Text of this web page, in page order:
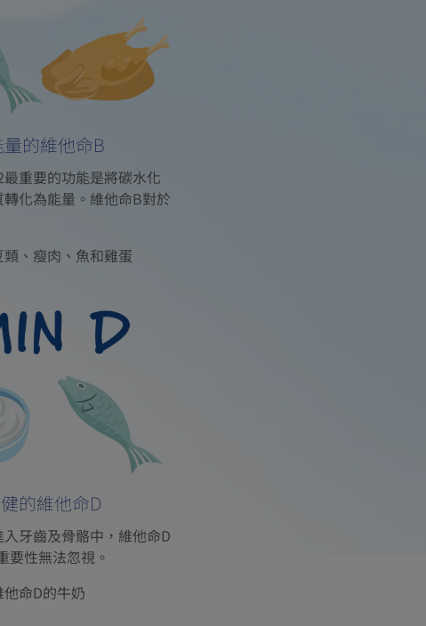
的維他命B
重要的功能是將碳水化
化為能量。維他命B對於
、瘦肉、魚和雞蛋
的維他命D
牙齒及骨骼中，維他命D
要性無法忽視。
命D的牛奶